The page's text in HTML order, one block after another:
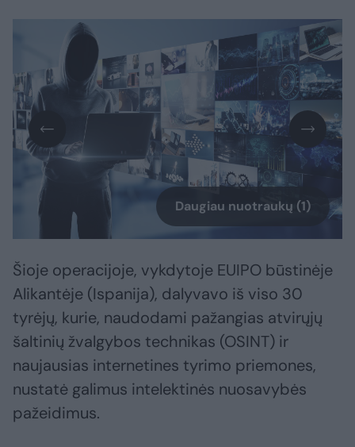
Daugiau nuotraukų (1)
Šioje operacijoje, vykdytoje EUIPO būstinėje
Alikantėje (Ispanija), dalyvavo iš viso 30
tyrėjų, kurie, naudodami pažangias atvirųjų
šaltinių žvalgybos technikas (OSINT) ir
naujausias internetines tyrimo priemones,
nustatė galimus intelektinės nuosavybės
pažeidimus.